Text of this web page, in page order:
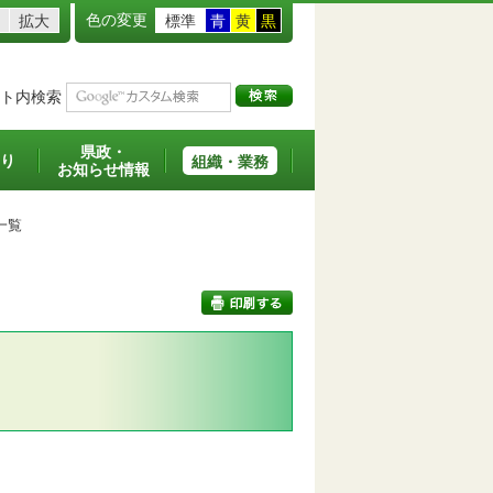
拡大 色の変更 標準 青 黄 黒
内検索
県政・
お知らせ情報
組織・業務
覧